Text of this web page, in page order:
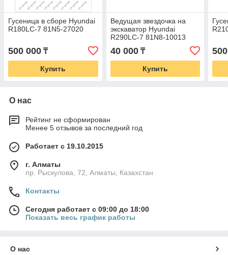
Гусеница в сборе Hyundai
R180LC-7 81N5-27020
500 000 ₸
Купить
Ведущая звездочка на
экскаватор Hyundai
R290LC-7 81N8-10013
40 000₸
Купить
О нас
Рейтинг не сформирован
Менее 5 отзывов за последний год
Работает с 19.10.2015
г. Алматы
пр. Рыскулова, 72, Алматы, Казахстан
Контакты
Сегодня работает с 09:00 до 18:00
Показать весь график работы
О нас